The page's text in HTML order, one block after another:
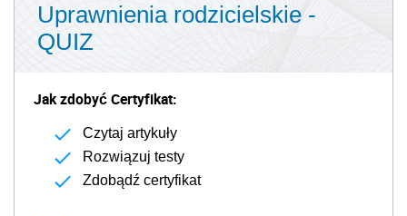
Uprawnienia rodzicielskie -
QUIZ
Jak zdobyć Certyfikat:
Czytaj artykuły
Rozwiązuj testy
Zdobądź certyfikat